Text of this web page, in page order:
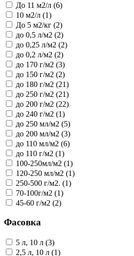
До 11 м2/л (6)
10 м2/л (1)
До 5 м2/кг (2)
до 0,5 л/м2 (2)
до 0,25 л/м2 (2)
до 0,2 л/м2 (2)
до 170 г/м2 (3)
до 150 г/м2 (2)
до 180 г/м2 (21)
до 250 г/м2 (21)
до 200 г/м2 (22)
до 240 г/м2 (1)
до 250 мл/м2 (5)
до 200 мл/м2 (3)
до 110 мл/м2 (6)
до 110 г/м2 (1)
100-250мл/м2 (1)
120-250 мл/м2 (1)
250-500 г/м2. (1)
70-100г/м2 (1)
45-60 г/м2 (2)
Фасовка
5 л, 10 л (3)
2,5 л, 10 л (1)